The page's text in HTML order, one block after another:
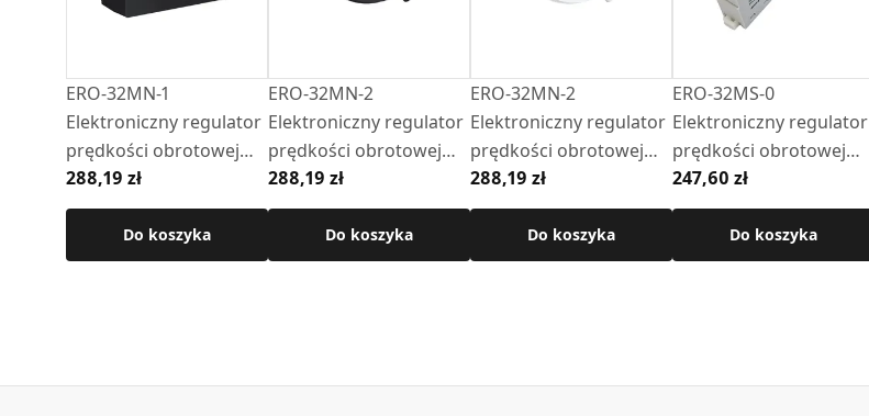
ERO-32MN-1
Elektroniczny regulator
prędkości obrotowej
(natynkowy,
kwadratowy, czarny)
288,19 zł
Do koszyka
ERO-32MN-2
Elektroniczny regulator
prędkości obrotowej
(natynkowy, okrągły,
czarny)
288,19 zł
Do koszyka
ERO-32MN-2
Elektroniczny regulator
prędkości obrotowej
(natynkowy, okrągły,
biały)
288,19 zł
Do koszyka
ERO-32MS-0
Elektroniczny regulator
prędkości obrotowej
(szyna TS 35 / DIN 3)
247,60 zł
Do koszyka